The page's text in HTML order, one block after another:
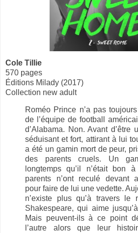
Cole Tillie
570 pages
Éditions Milady (2017)
Collection new adult
Roméo Prince n’a pas
de l’équipe de football
d’Alabama. Non. Avant d’être
séduisant et fort, attirant à lui
a été un gamin mort de peur,
des parents cruels. Un
longtemps qu’il n’était bon
parents n’ont reculé devant
pour faire de lui une vedette.
n’existe plus qu’à travers le
Shakespeare, qui aime
Mais peuvent-ils à ce point
l’autre alors que leur